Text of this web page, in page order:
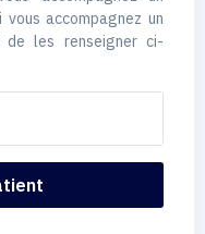
accompagnez un
de les renseigner ci-